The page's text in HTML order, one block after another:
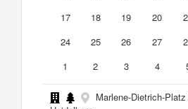
17
18 19 20
24
25 26 27
1
2 3 4
Marlene-Dietrich-